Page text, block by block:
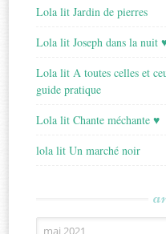
Lola lit Jardin de pierres
Lola lit Joseph dans la nuit
Lola lit A toutes celles et
guide pratique
Lola lit Chante méchante ♥
lola lit Un marché noir
Archives